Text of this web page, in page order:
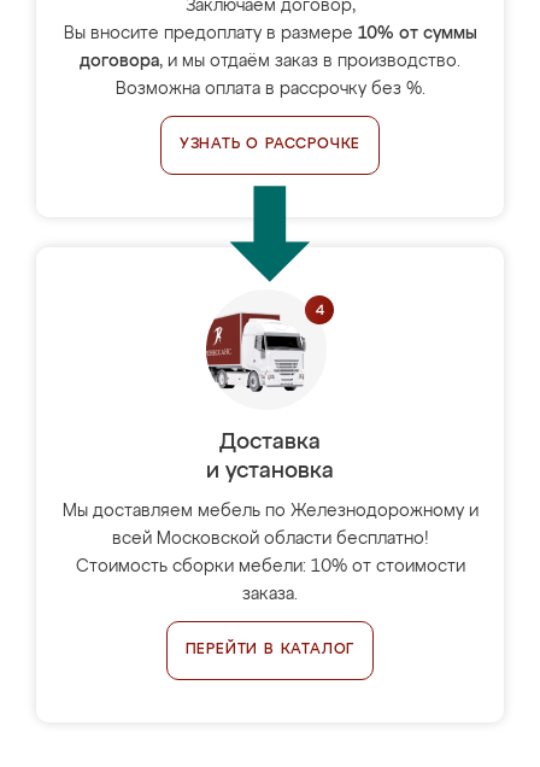
Заключаем договор,
Вы вносите предоплату в размере 10% от суммы
договора, и мы отдаём заказ в производство.
Возможна оплата в рассрочку без %.
УЗНАТЬ О РАССРОЧКЕ
Доставка
и установка
Мы доставляем мебель по Железнодорожному и
всей Московской области бесплатно!
Стоимость сборки мебели: 10% от стоимости
заказа.
ПЕРЕЙТИ В КАТАЛОГ